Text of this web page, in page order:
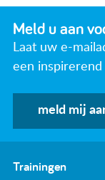
Meld u aan
Laat uw e-
een inspirerend
meld mij
Trainingen